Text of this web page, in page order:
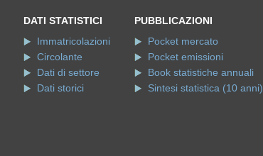
DATI STATISTICI
Immatricolazioni
Circolante
Dati di settore
Dati storici
PUBBLICAZIONI
Pocket mercato
Pocket emissioni
Book statistiche annuali
Sintesi statistica (10 anni)